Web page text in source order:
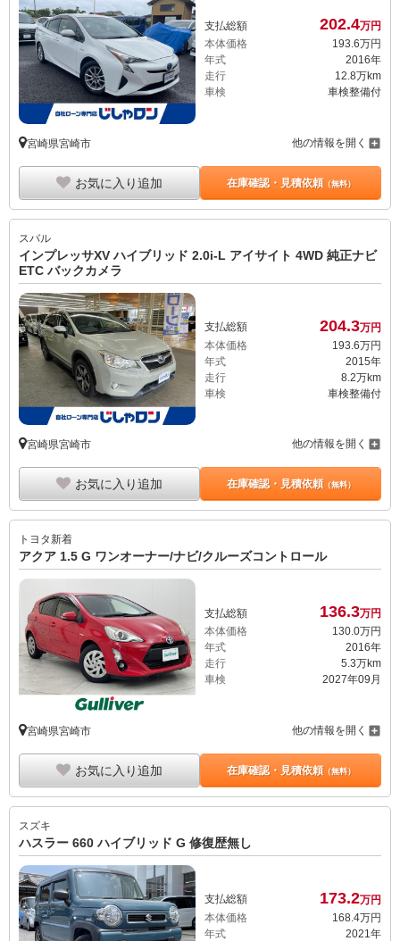
支払総額 202.4万円
本体価格
193.6万円
年式
2016年
走行
12.8万km
車検
車検整備付
宮崎県宮崎市 他の情報を開く
お気に入り追加 在庫確認・見積依頼（無料）
スバル
インプレッサXV ハイブリッド 2.0i-L アイサイト 4WD 純正ナビ
ETC バックカメラ
支払総額 204.3万円
本体価格
193. 6万円
年式
2015年
走行
8.2万km
車検
車検整備付
宮崎県宮崎市 他の情報を開く
お気に入り追加 在庫確認・見積依頼（無料）
トヨタ新着
アクア 1.5 G ワンオーナー/ナビ/クルーズコントロール
支払総額 136.3万円
本体価格
130.0万円
年式
2016年
走行
5.3万km
車検
2027年09月
宮崎県宮崎市 他の情報を開く
お気に入り追加 在庫確認・見積依頼（無料）
スズキ
ハスラー 660 ハイブリッド G 修復歴無し
支払総額 173.2万円
本体価格
168. 4万円
年式
2021年